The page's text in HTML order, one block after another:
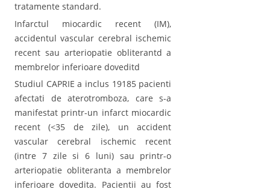
tratamente standard.
Infarctul miocardic recent (IM),
accidentul vascular cerebral ischemic
recent sau arteriopatie obliterantd a
membrelor inferioare doveditd
Studiul CAPRIE a inclus 19185 pacienti
afectati de aterotromboza, care s-a
manifestat printr-un infarct miocardic
recent (<35 de zile), un accident
vascular cerebral ischemic recent
(intre 7 zile si 6 luni) sau printr-o
arteriopatie obliteranta a membrelor
inferioare dovedita. Pacientii au fost